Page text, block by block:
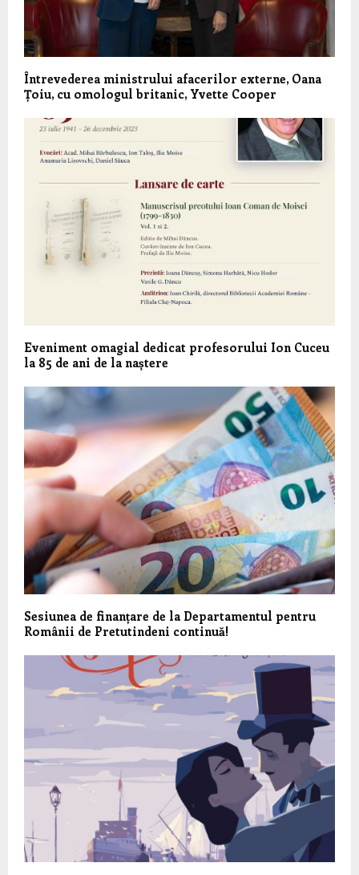
Întrevederea ministrului afacerilor externe, Oana
Țoiu, cu omologul britanic, Yvette Cooper
Eveniment omagial dedicat profesorului Ion Cuceu
la 85 de ani de la naștere
Sesiunea de finanțare de la Departamentul pentru
Românii de Pretutindeni continuă!